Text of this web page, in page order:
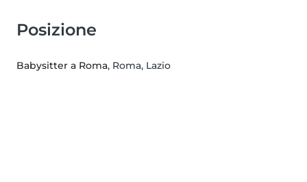
Posizione
Babysitter a Roma, Roma, Lazio